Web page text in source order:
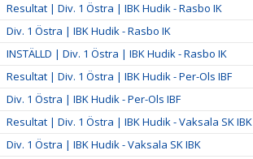
Resultat | Div. 1 Östra | IBK Hudik - Rasbo IK
Div. 1 Östra | IBK Hudik - Rasbo IK
INSTÄLLD | Div. 1 Östra | IBK Hudik - Rasbo IK
Resultat | Div. 1 Östra | IBK Hudik - Per-Ols IBF
Div. 1 Östra | IBK Hudik - Per-Ols IBF
Resultat | Div. 1 Östra | IBK Hudik - Vaksala SK IBK
Div. 1 Östra | IBK Hudik - Vaksala SK IBK